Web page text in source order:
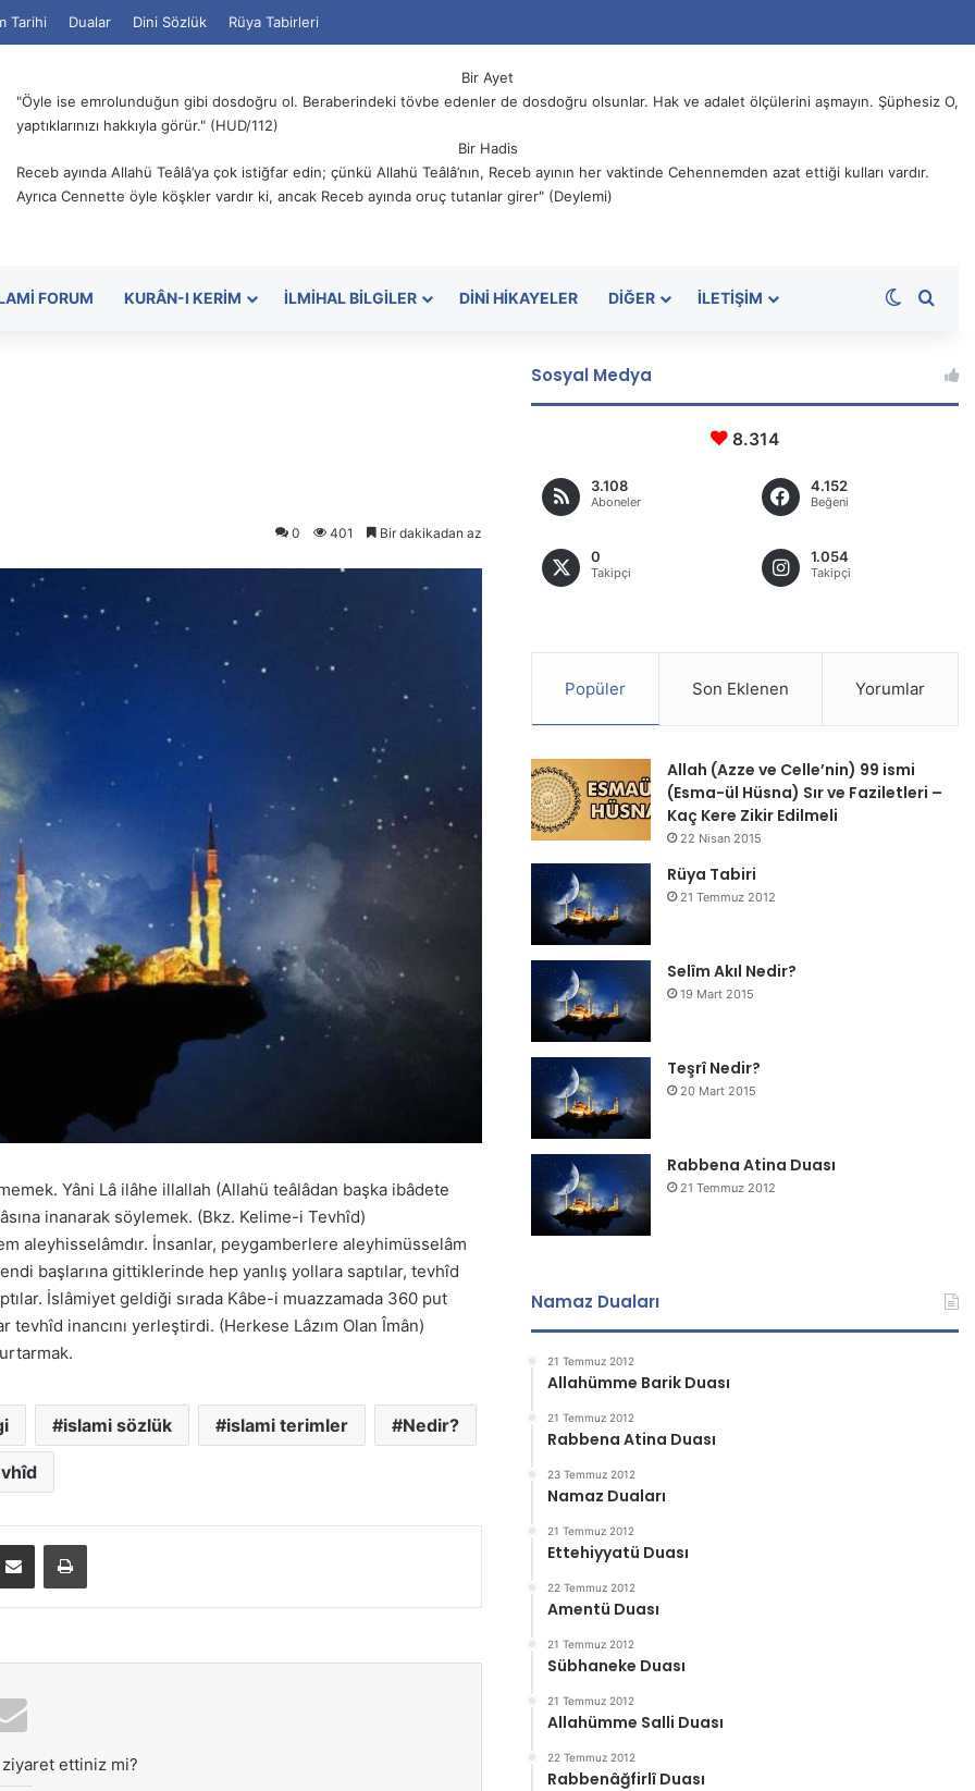
Tarihi Dualar Dini Sözlük Rüya Tabirleri
Bir Ayet
"Öyle ise emrolunduğun gibi dosdoğru ol. Beraberindeki tövbe edenler de dosdoğru olsunlar. Hak ve adalet ölçülerini aşmayın. Şüphesiz O,
yaptıklarınızı hakkıyla görür." (HUD/112)
Bir Hadis
Receb ayında Allahü Teâlâ’ya çok istiğfar edin; çünkü Allahü Teâlâ’nın, Receb ayının her vaktinde Cehennemden azat ettiği kulları vardır.
Ayrıca Cennette öyle köşkler vardır ki, ancak Receb ayında oruç tutanlar girer" (Deylemi)
FORUM KURÂN-I KERIM İLMIHAL BILGILER DINI HIKAYELER DIĞER İLETIŞIM Dış
0 401 Bir dakikadan az
Yâni Lâ ilâhe illallah (Allahü teâlâdan başka ibâdete
inanarak söylemek. (Bkz. Kelime-i Tevhîd)
aleyhisselâmdır. İnsanlar, peygamberlere aleyhimüsselâm
başlarına gittiklerinde hep yanlış yollara saptılar, tevhîd
İslâmiyet geldiği sırada Kâbe-i muazzamada 360 put
inancını yerleştirdi. (Herkese Lâzım Olan Îmân)
islami sözlük islami terimler Nedir?
ziyaret ettiniz mi?
Sosyal Medya
8.314
3.108
Aboneler
4.152
Beğeni
0
Takipçi
1.054
Takipçi
Popüler Son Eklenen Yorumlar
Allah (Azze ve Celle’nin) 99 ismi
(Esma-ül Hüsna) Sır ve Faziletleri –
Kaç Kere Zikir Edilmeli
22 Nisan 2015
Rüya Tabiri
21 Temmuz 2012
Selîm Akıl Nedir?
19 Mart 2015
Teşrî Nedir?
20 Mart 2015
Rabbena Atina Duası
21 Temmuz 2012
Namaz Duaları
21 Temmuz 2012
Allahümme Barik Duası
21 Temmuz 2012
Rabbena Atina Duası
23 Temmuz 2012
Namaz Duaları
21 Temmuz 2012
Ettehiyyatü Duası
22 Temmuz 2012
Amentü Duası
21 Temmuz 2012
Sübhaneke Duası
21 Temmuz 2012
Allahümme Salli Duası
22 Temmuz 2012
Rabbenâğfirlî Duası